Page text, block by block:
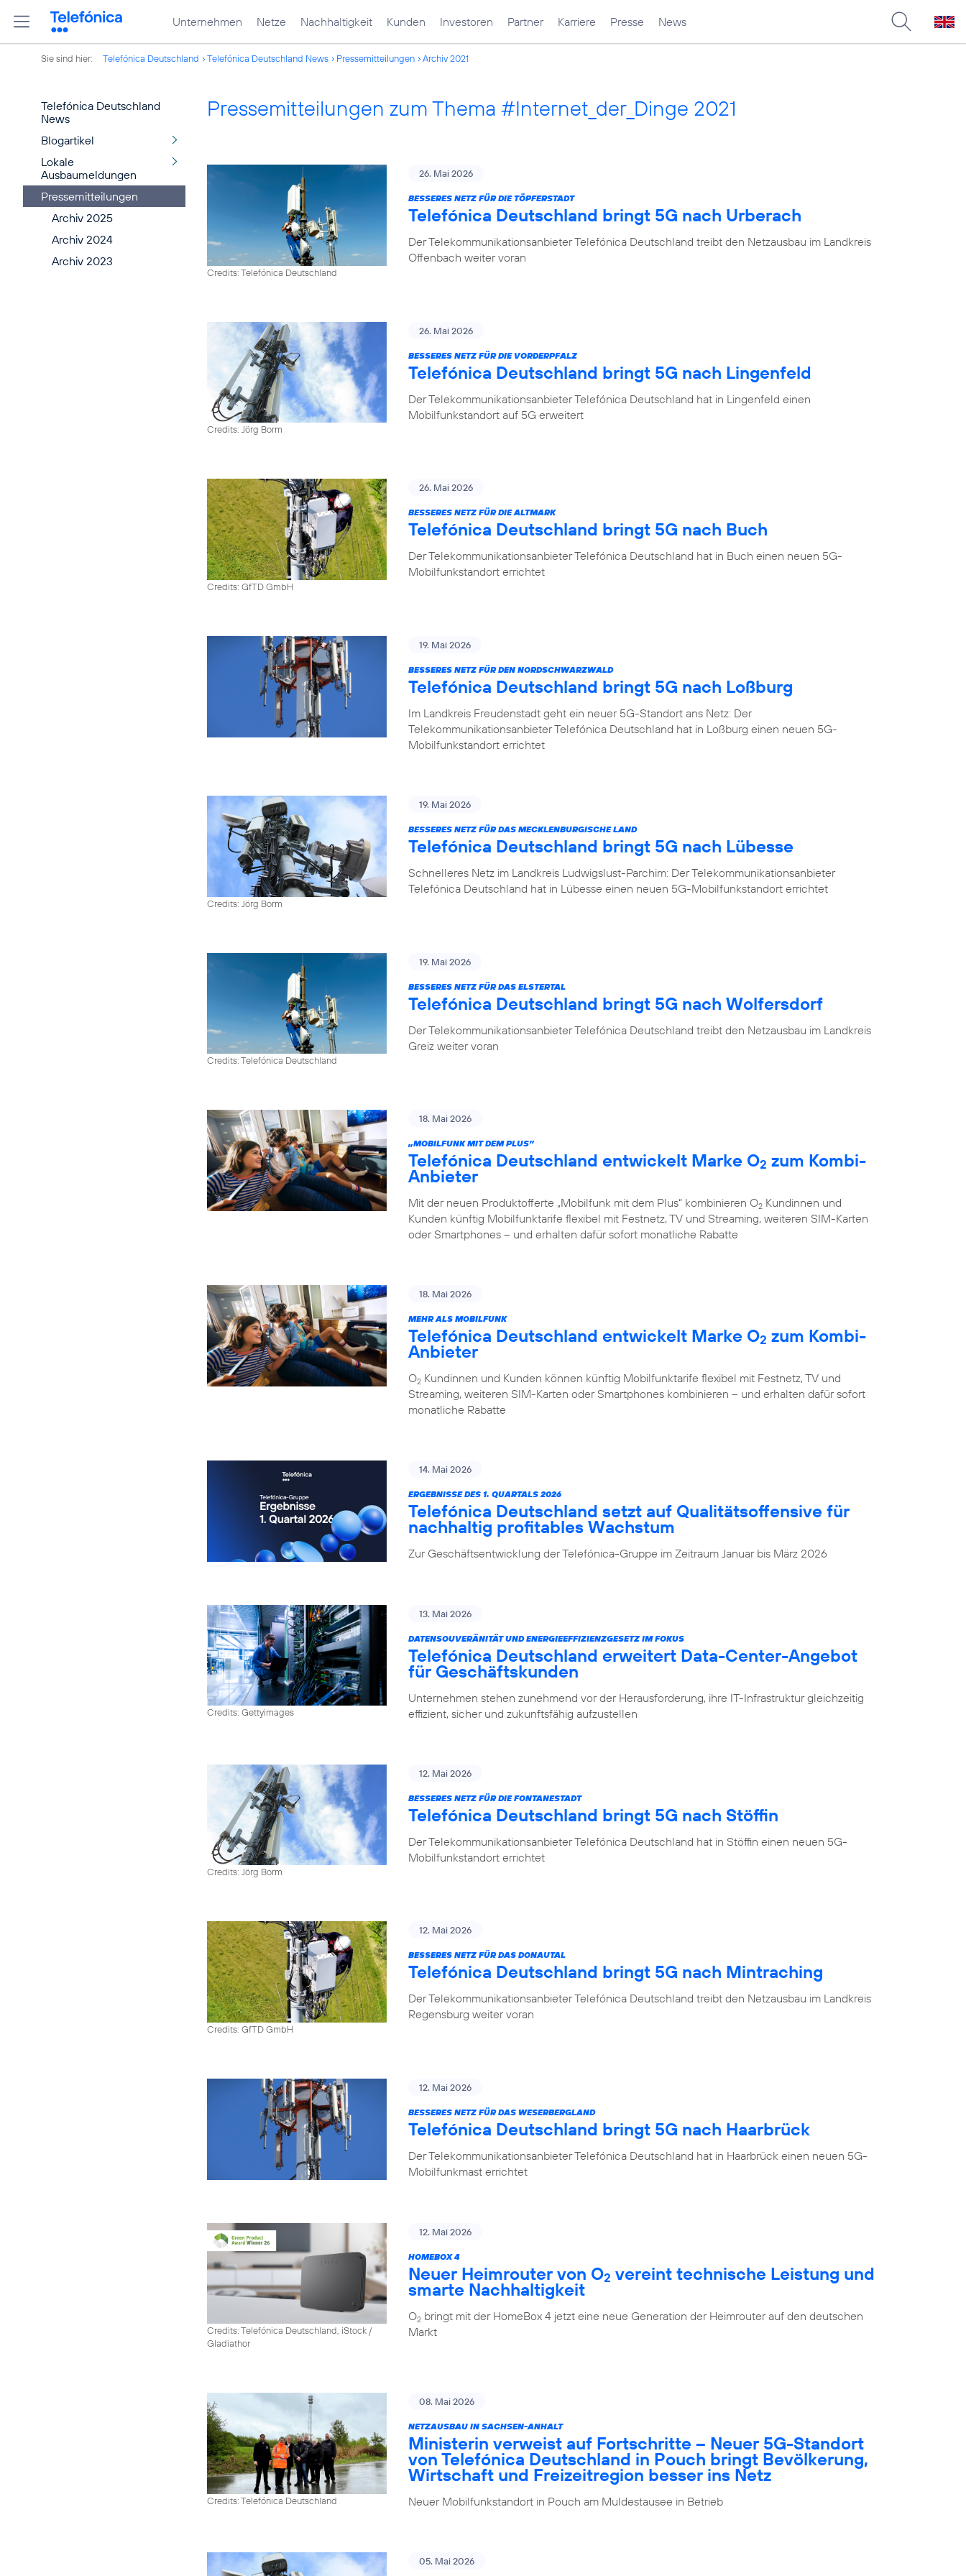
Unternehmen Netze Nachhaltigkeit Kunden Investoren Partner Karriere Presse News
Sie sind hier: Telefónica Deutschland Telefónica Deutschland News Pressemitteilungen Archiv 2021
Telefónica Deutschland
News
Blogartikel
Lokale
Ausbaumeldungen
Pressemitteilungen
Archiv 2025
Archiv 2024
Archiv 2023
Pressemitteilungen zum Thema #Internet_der_Dinge 2021
Credits: Telefónica Deutschland
26. Mai 2026
BESSERES NETZ FÜR DIE TÖPFERSTADT
Telefónica Deutschland bringt 5G nach Urberach
Der Telekommunikationsanbieter Telefónica Deutschland treibt den Netzausbau im Landkreis
Offenbach weiter voran
Credits: Jörg Borm
26. Mai 2026
BESSERES NETZ FÜR DIE VORDERPFALZ
Telefónica Deutschland bringt 5G nach Lingenfeld
Der Telekommunikationsanbieter Telefónica Deutschland hat in Lingenfeld einen
Mobilfunkstandort auf 5G erweitert
Credits: GfTD GmbH
26. Mai 2026
BESSERES NETZ FÜR DIE ALTMARK
Telefónica Deutschland bringt 5G nach Buch
Der Telekommunikationsanbieter Telefónica Deutschland hat in Buch einen neuen 5G-
Mobilfunkstandort errichtet
19. Mai 2026
BESSERES NETZ FÜR DEN NORDSCHWARZWALD
Telefónica Deutschland bringt 5G nach Loßburg
Im Landkreis Freudenstadt geht ein neuer 5G-Standort ans Netz: Der
Telekommunikationsanbieter Telefónica Deutschland hat in Loßburg einen neuen 5G-
Mobilfunkstandort errichtet
Credits: Jörg Borm
19. Mai 2026
BESSERES NETZ FÜR DAS MECKLENBURGISCHE LAND
Telefónica Deutschland bringt 5G nach Lübesse
Schnelleres Netz im Landkreis Ludwigslust-Parchim: Der Telekommunikationsanbieter
Telefónica Deutschland hat in Lübesse einen neuen 5G-Mobilfunkstandort errichtet
Credits: Telefónica Deutschland
19. Mai 2026
BESSERES NETZ FÜR DAS ELSTERTAL
Telefónica Deutschland bringt 5G nach Wolfersdorf
Der Telekommunikationsanbieter Telefónica Deutschland treibt den Netzausbau im Landkreis
Greiz weiter voran
18. Mai 2026
„MOBILFUNK MIT DEM PLUS”
Telefónica Deutschland entwickelt Marke O2 zum Kombi-
Anbieter
Mit der neuen Produktofferte „Mobilfunk mit dem Plus“ kombinieren O2 Kundinnen und
Kunden künftig Mobilfunktarife flexibel mit Festnetz, TV und Streaming, weiteren SIM-Karten
oder Smartphones – und erhalten dafür sofort monatliche Rabatte
18. Mai 2026
MEHR ALS MOBILFUNK
Telefónica Deutschland entwickelt Marke O2 zum Kombi-
Anbieter
O2 Kundinnen und Kunden können künftig Mobilfunktarife flexibel mit Festnetz, TV und
Streaming, weiteren SIM-Karten oder Smartphones kombinieren – und erhalten dafür sofort
monatliche Rabatte
14. Mai 2026
ERGEBNISSE DES 1. QUARTALS 2026
Telefónica Deutschland setzt auf Qualitätsoffensive für
nachhaltig profitables Wachstum
Zur Geschäftsentwicklung der Telefónica-Gruppe im Zeitraum Januar bis März 2026
Credits: Gettyimages
13. Mai 2026
DATENSOUVERÄNITÄT UND ENERGIEEFFIZIENZGESETZ IM FOKUS
Telefónica Deutschland erweitert Data-Center-Angebot
für Geschäftskunden
Unternehmen stehen zunehmend vor der Herausforderung, ihre IT-Infrastruktur gleichzeitig
effizient, sicher und zukunftsfähig aufzustellen
Credits: Jörg Borm
12. Mai 2026
BESSERES NETZ FÜR DIE FONTANESTADT
Telefónica Deutschland bringt 5G nach Stöffin
Der Telekommunikationsanbieter Telefónica Deutschland hat in Stöffin einen neuen 5G-
Mobilfunkstandort errichtet
Credits: GfTD GmbH
12. Mai 2026
BESSERES NETZ FÜR DAS DONAUTAL
Telefónica Deutschland bringt 5G nach Mintraching
Der Telekommunikationsanbieter Telefónica Deutschland treibt den Netzausbau im Landkreis
Regensburg weiter voran
12. Mai 2026
BESSERES NETZ FÜR DAS WESERBERGLAND
Telefónica Deutschland bringt 5G nach Haarbrück
Der Telekommunikationsanbieter Telefónica Deutschland hat in Haarbrück einen neuen 5G-
Mobilfunkmast errichtet
Credits: Telefónica Deutschland, iStock /
Gladiathor
12. Mai 2026
HOMEBOX 4
Neuer Heimrouter von O2 vereint technische Leistung und
smarte Nachhaltigkeit
O2 bringt mit der HomeBox 4 jetzt eine neue Generation der Heimrouter auf den deutschen
Markt
Credits: Telefónica Deutschland
08. Mai 2026
NETZAUSBAU IN SACHSEN-ANHALT
Ministerin verweist auf Fortschritte – Neuer 5G-Standort
von Telefónica Deutschland in Pouch bringt Bevölkerung,
Wirtschaft und Freizeitregion besser ins Netz
Neuer Mobilfunkstandort in Pouch am Muldestausee in Betrieb
05. Mai 2026